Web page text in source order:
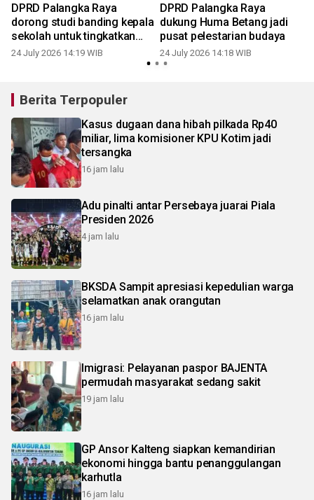
DPRD Palangka Raya
dorong studi banding kepala
sekolah untuk tingkatkan
mutu pendidikan
24 July 2026 14:19 WIB
DPRD Palangka Raya
dukung Huma Betang jadi
pusat pelestarian budaya
24 July 2026 14:18 WIB
Berita Terpopuler
Kasus dugaan dana hibah pilkada Rp40
miliar, lima komisioner KPU Kotim jadi
tersangka
16 jam lalu
Adu pinalti antar Persebaya juarai Piala
Presiden 2026
4 jam lalu
BKSDA Sampit apresiasi kepedulian warga
selamatkan anak orangutan
16 jam lalu
Imigrasi: Pelayanan paspor BAJENTA
permudah masyarakat sedang sakit
19 jam lalu
GP Ansor Kalteng siapkan kemandirian
ekonomi hingga bantu penanggulangan
karhutla
16 jam lalu